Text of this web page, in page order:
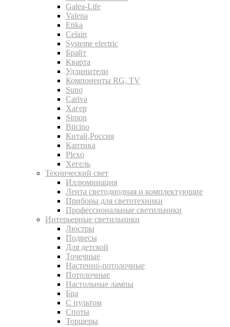
Galea-Life
Valena
Etika
Celain
Systeme electric
Брайт
Кварта
Удлинители
Компоненты RG, TV
Suno
Cariva
Хагер
Simon
Bticino
Китай,Россия
Каптика
Plexo
Хегель
Технический свет
Иллюминация
Лента светодиодная и комплектующие
Приборы для светотехники
Профессиональные светильники
Интерьерные светильники
Люстры
Подвесы
Для детской
Точечные
Настенно-потолочные
Потолочные
Настольные лампы
Бра
С пультом
Споты
Торшеры